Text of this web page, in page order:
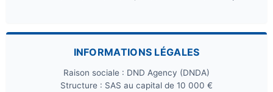
INFORMATIONS LÉGALES
Raison sociale : DND Agency (DNDA)
Structure : SAS au capital de 10 000 €